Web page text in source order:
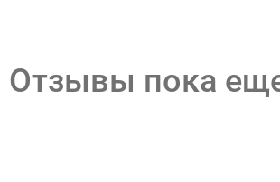
Отзывы пока